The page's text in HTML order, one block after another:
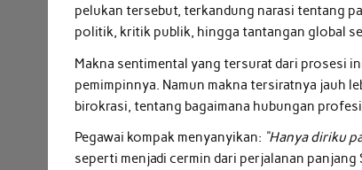
pelukan tersebut, terkandung narasi tentang
politik, kritik publik, hingga tantangan global
Makna sentimental yang tersurat dari prosesi
pemimpinnya. Namun makna tersiratnya jauh
birokrasi, tentang bagaimana hubungan
Pegawai kompak menyanyikan: “Hanya diriku
seperti menjadi cermin dari perjalanan panjang